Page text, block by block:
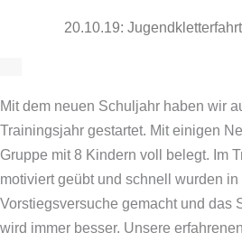
20.10.19:
Mit dem neuen Schuljahr haben wir
Trainingsjahr gestartet. Mit einigen
Gruppe mit 8 Kindern voll belegt. Im
motiviert geübt und schnell wurden
Vorstiegsversuche gemacht und das
wird immer besser. Unsere